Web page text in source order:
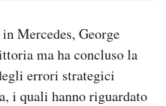
Mercedes, George
ma ha concluso la
errori strategici
i quali hanno riguardato